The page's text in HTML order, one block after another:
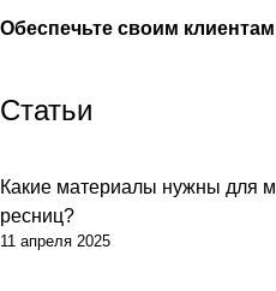
Обеспечьте своим
Статьи
Какие материалы нужны для
ресниц?
11 апреля 2025